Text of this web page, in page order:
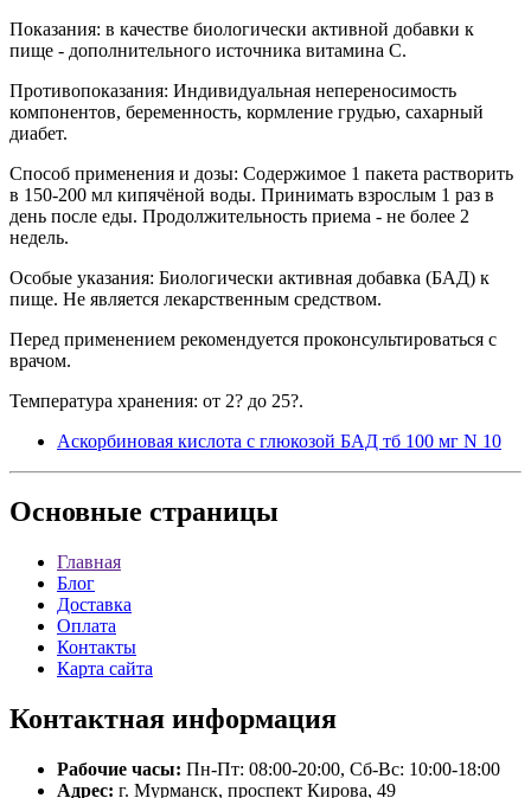
Показания: в качестве биологически активной добавки к
пище - дополнительного источника витамина С.
Противопоказания: Индивидуальная непереносимость
компонентов, беременность, кормление грудью, сахарный
диабет.
Способ применения и дозы: Содержимое 1 пакета растворить
в 150-200 мл кипячёной воды. Принимать взрослым 1 раз в
день после еды. Продолжительность приема - не более 2
недель.
Особые указания: Биологически активная добавка (БАД) к
пище. Не является лекарственным средством.
Перед применением рекомендуется проконсультироваться с
врачом.
Температура хранения: от 2? до 25?.
Аскорбиновая кислота с глюкозой БАД тб 100 мг N 10
Основные страницы
Главная
Блог
Доставка
Оплата
Контакты
Карта сайта
Контактная информация
Рабочие часы: Пн-Пт: 08:00-20:00, Сб-Вс: 10:00-18:00
Адрес: г. Мурманск, проспект Кирова, 49